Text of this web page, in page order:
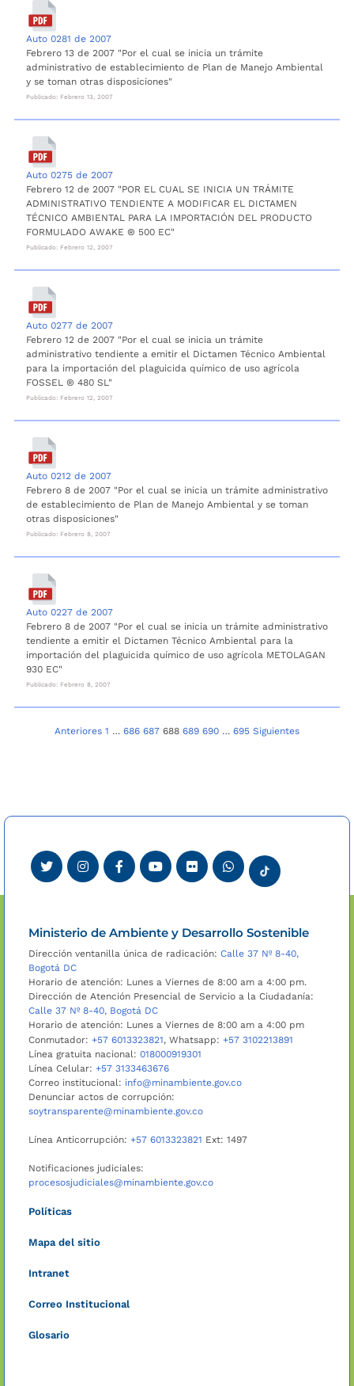
Auto 0281 de 2007
Febrero 13 de 2007 "Por el cual se inicia un trámite
administrativo de establecimiento de Plan de Manejo Ambiental
y se toman otras disposiciones"
Publicado: Febrero 13, 2007
Auto 0275 de 2007
Febrero 12 de 2007 "POR EL CUAL SE INICIA UN TRÁMITE
ADMINISTRATIVO TENDIENTE A MODIFICAR EL DICTAMEN
TÉCNICO AMBIENTAL PARA LA IMPORTACIÓN DEL PRODUCTO
FORMULADO AWAKE ® 500 EC"
Publicado: Febrero 12, 2007
Auto 0277 de 2007
Febrero 12 de 2007 "Por el cual se inicia un trámite
administrativo tendiente a emitir el Dictamen Técnico Ambiental
para la importación del plaguicida químico de uso agrícola
FOSSEL ® 480 SL"
Publicado: Febrero 12, 2007
Auto 0212 de 2007
Febrero 8 de 2007 "Por el cual se inicia un trámite administrativo
de establecimiento de Plan de Manejo Ambiental y se toman
otras disposiciones"
Publicado: Febrero 8, 2007
Auto 0227 de 2007
Febrero 8 de 2007 "Por el cual se inicia un trámite administrativo
tendiente a emitir el Dictamen Técnico Ambiental para la
importación del plaguicida químico de uso agrícola METOLAGAN
930 EC"
Publicado: Febrero 8, 2007
Navegación
Anteriores 1 … 686 687 688 689 690 … 695 Siguientes
Ministerio de Ambiente y Desarrollo Sostenible
Dirección ventanilla única de radicación: Calle 37 Nº 8-40,
Bogotá DC
Horario de atención: Lunes a Viernes de 8:00 am a 4:00 pm.
Dirección de Atención Presencial de Servicio a la Ciudadanía:
Calle 37 Nº 8-40, Bogotá DC
Horario de atención: Lunes a Viernes de 8:00 am a 4:00 pm
Conmutador: +57 6013323821, Whatsapp: +57 3102213891
Línea gratuita nacional: 018000919301
Línea Celular: +57 3133463676
Correo institucional: info@minambiente.gov.co
Denunciar actos de corrupción:
soytransparente@minambiente.gov.co
Línea Anticorrupción: +57 6013323821 Ext: 1497
Notificaciones judiciales:
procesosjudiciales@minambiente.gov.co
Políticas
Mapa del sitio
Intranet
Correo Institucional
Glosario